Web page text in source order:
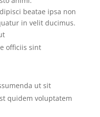
beatae ipsa non
in velit ducimus.
officiis sint
ut sit
quidem voluptatem